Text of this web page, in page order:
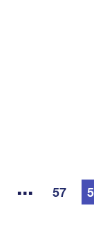
... 57